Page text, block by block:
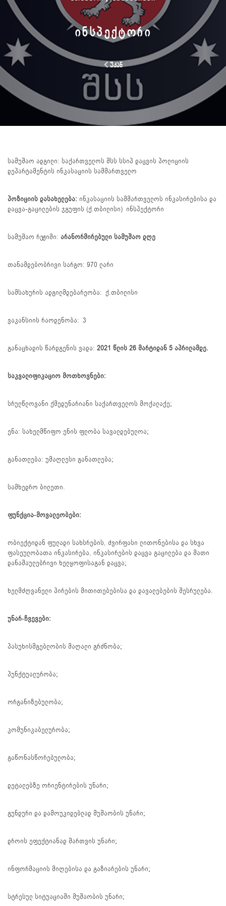
ᲘᲜᲡᲞᲔᲥᲢᲝᲠᲘ
უკან
სამუშაო ადგილი: საქართველოს შსს სსიპ დაცვის პოლიციის
დეპარტამენტის ინკასაციის სამმართველო
პოზიციის დასახელება: ინკასაციის სამმართველოს ინკასირებისა და
დაცვა-გაცილების ჯგუფის (ქ.თბილისი) ინსპექტორი
სამუშაო რეჟიმი: არანორმირებული სამუშაო დღე
თანამდებობრივი სარგო: 970 ლარი
სამსახურის ადგილმდებარეობა: ქ.თბილისი
ვაკანსიის რაოდენობა: 3
განაცხადის წარდგენის ვადა: 2021 წლის 26 მარტიდან 5 აპრილამდე.
საკვალიფიკაციო მოთხოვნები:
სრულწლოვანი ქმედუნარიანი საქართველოს მოქალაქე;
ენა: სახელმწიფო ენის ფლობა სავალდებულოა;
განათლება: უმაღლესი განათლება;
სამხედრო ბილეთი.
ფუნქცია-მოვალეობები:
ობიექტიდან ფულადი სახსრების, ძვირფასი ლითონებისა და სხვა
ფასეულობათა ინკასირება, ინკასირების დაცვა გაცილება და მათი
დანაშაულებრივი ხელყოფისაგან დაცვა;
ხელმძღვანელი პირების მითითებებისა და დავალებების შესრულება.
უნარ-ჩვევები:
პასუხისმგებლობის მაღალი გრძნობა;
პუნქტუალურობა;
ორგანიზებულობა;
კომუნიკაბელურობა;
გაწონასწორებულობა;
დეტალებზე ორიენტირების უნარი;
გუნდური და დამოუკიდებლად მუშაობის უნარი;
დროის ეფექტიანად მართვის უნარი;
ინფორმაციის მიღებისა და გაზიარების უნარი;
სტრესულ სიტუაციაში მუშაობის უნარი;